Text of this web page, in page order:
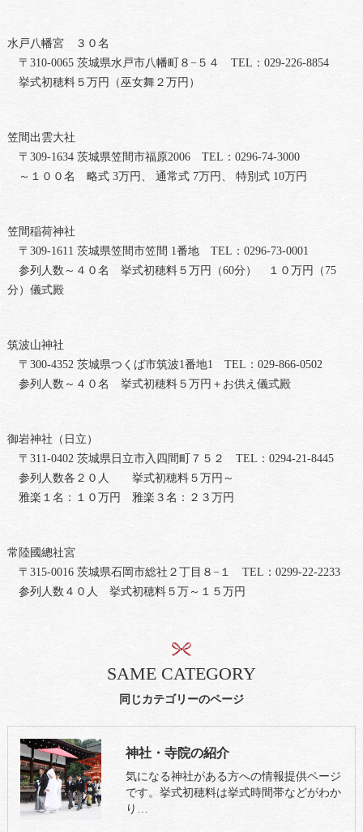
水戸八幡宮 ３０名
〒310-0065 茨城県水戸市八幡町８−５４ TEL：029-226-8854
挙式初穂料５万円（巫女舞２万円）
笠間出雲大社
〒309-1634 茨城県笠間市福原2006 TEL：0296-74-3000
～１００名 略式 3万円、 通常式 7万円、 特別式 10万円
笠間稲荷神社
〒309-1611 茨城県笠間市笠間 1番地 TEL：0296-73-0001
参列人数～４０名 挙式初穂料５万円（60分） １０万円（75
分）儀式殿
筑波山神社
〒300-4352 茨城県つくば市筑波1番地1 TEL：029-866-0502
参列人数～４０名 挙式初穂料５万円＋お供え儀式殿
御岩神社（日立）
〒311-0402 茨城県日立市入四間町７５２ TEL：0294-21-8445
参列人数各２０人 挙式初穂料５万円～
雅楽１名：１０万円 雅楽３名：２３万円
常陸國總社宮
〒315-0016 茨城県石岡市総社２丁目８−１ TEL：0299-22-2233
参列人数４０人 挙式初穂料５万～１５万円
同じカテゴリーのページ
SAME CATEGORY
神社・寺院の紹介
気になる神社がある方への情報提供ページ
です。挙式初穂料は挙式時間帯などがわか
り…